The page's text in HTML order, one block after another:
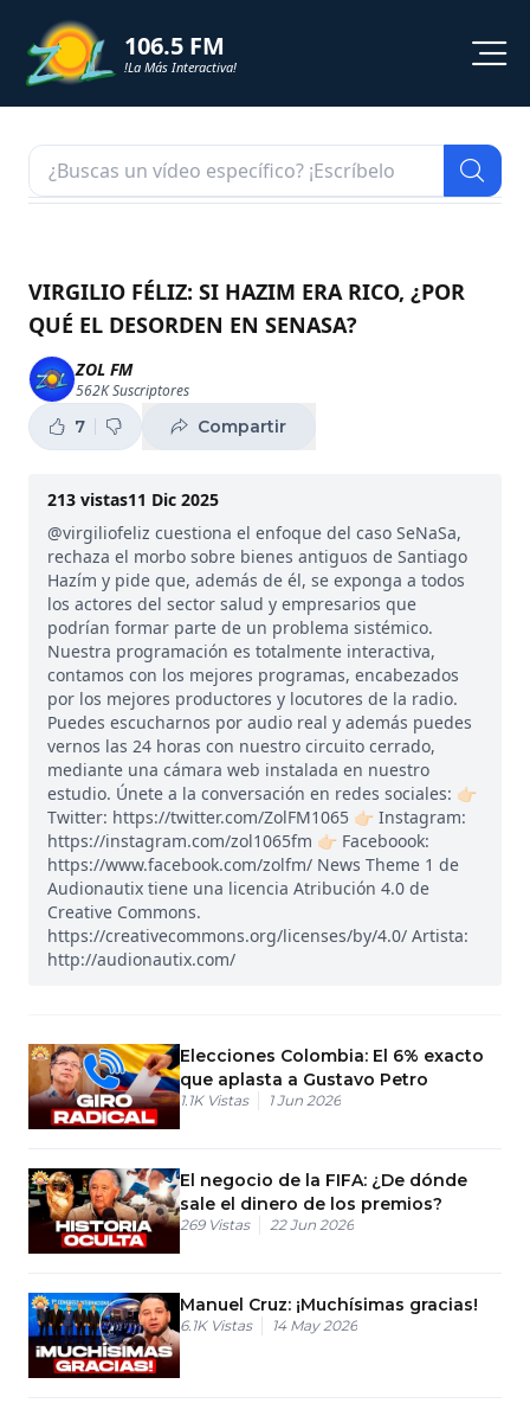
106.5 FM
!La Más Interactiva!
NOTICIAS
SHORTS
PODCAST
ZOL TV
VIRGILIO FÉLIZ: SI HAZIM ERA RICO, ¿POR
QUÉ EL DESORDEN EN SENASA?
ZOL FM
562KSuscriptores
7 Compartir
213 vistas11 Dic 2025
@virgiliofeliz cuestiona el enfoque del caso SeNaSa,
rechaza el morbo sobre bienes antiguos de Santiago
Hazím y pide que, además de él, se exponga a todos
los actores del sector salud y empresarios que
podrían formar parte de un problema sistémico.
Nuestra programación es totalmente interactiva,
contamos con los mejores programas, encabezados
por los mejores productores y locutores de la radio.
Puedes escucharnos por audio real y además puedes
vernos las 24 horas con nuestro circuito cerrado,
mediante una cámara web instalada en nuestro
estudio. Únete a la conversación en redes sociales: 👉🏻
Twitter: https://twitter.com/ZolFM1065 👉🏻 Instagram:
https://instagram.com/zol1065fm 👉🏻 Faceboook:
https://www.facebook.com/zolfm/ News Theme 1 de
Audionautix tiene una licencia Atribución 4.0 de
Creative Commons.
https://creativecommons.org/licenses/by/4.0/ Artista:
http://audionautix.com/
Elecciones Colombia: El 6% exacto
que aplasta a Gustavo Petro
1.1K Vistas 1 Jun 2026
El negocio de la FIFA: ¿De dónde
sale el dinero de los premios?
269 Vistas 22 Jun 2026
Manuel Cruz: ¡Muchísimas gracias!
6.1K Vistas 14 May 2026